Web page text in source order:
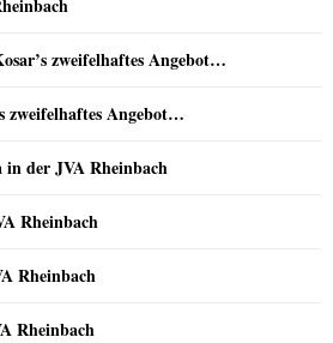
zweifelhaftes Angebot…
zweifelhaftes Angebot…
in der JVA Rheinbach
Rheinbach
Rheinbach
Rheinbach